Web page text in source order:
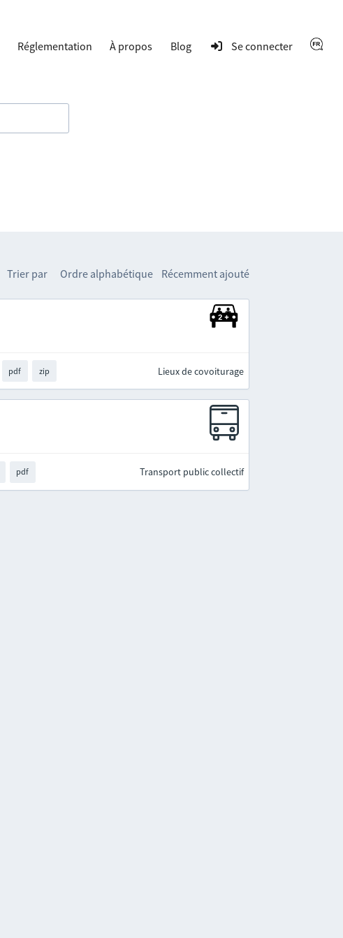
Réglementation À propos Blog Se connecter
Trier par Ordre alphabétique Récemment ajouté
pdf zip Lieux de covoiturage
pdf Transport public collectif